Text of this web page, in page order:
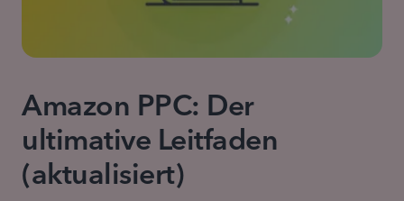
Amazon PPC: Der
ultimative Leitfaden
(aktualisiert)